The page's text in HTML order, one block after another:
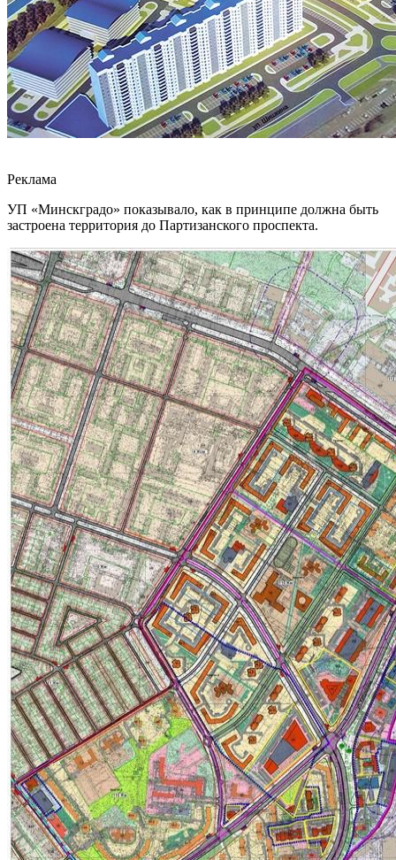
Реклама
УП «Минскградо» показывало, как в принципе должна быть
застроена территория до Партизанского проспекта.